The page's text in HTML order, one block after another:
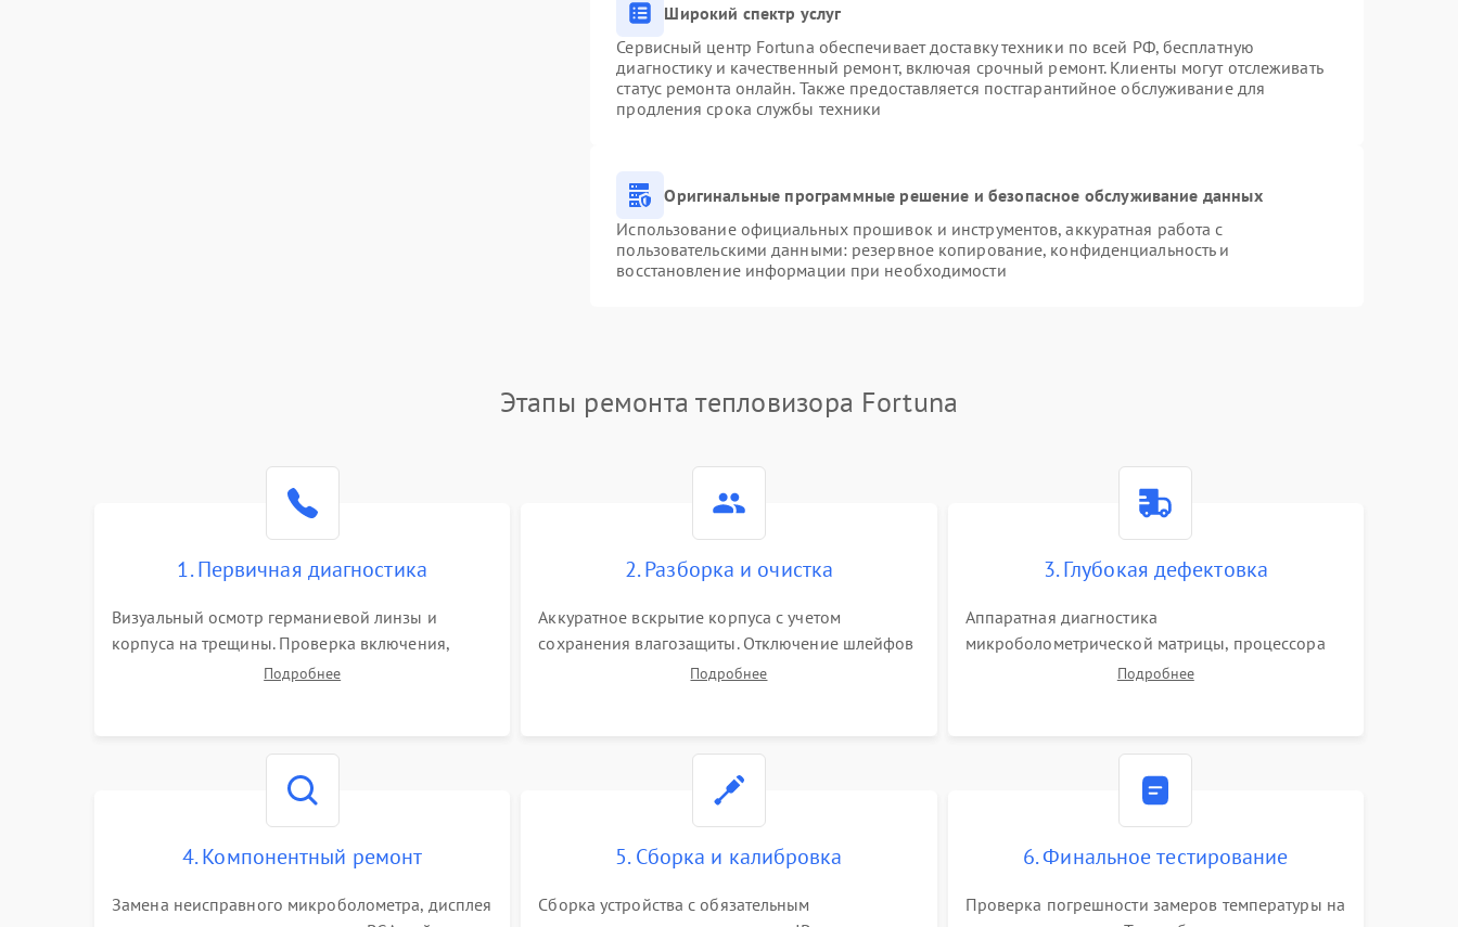
Широкий спектр услуг
Сервисный центр Fortuna обеспечивает доставку техники по всей РФ, бесплатную
диагностику и качественный ремонт, включая срочный ремонт. Клиенты могут отслеживать
статус ремонта онлайн. Также предоставляется постгарантийное обслуживание для
продления срока службы техники
Оригинальные программные решение и безопасное обслуживание данных
Использование официальных прошивок и инструментов, аккуратная работа с
пользовательскими данными: резервное копирование, конфиденциальность и
восстановление информации при необходимости
Этапы ремонта тепловизора Fortuna
1. Первичная диагностика
Визуальный осмотр германиевой линзы и
корпуса на трещины. Проверка включения,
реакции кнопок и разъемов зарядки. Оценка
Подробнее
2. Разборка и очистка
Аккуратное вскрытие корпуса с учетом
сохранения влагозащиты. Отключение шлейфов
питания и дисплея. Очистка внутренних плат от
Подробнее
3. Глубокая дефектовка
Аппаратная диагностика
микроболометрической матрицы, процессора
обработки изображений и цепей питания.
Подробнее
4. Компонентный ремонт
Замена неисправного микроболометра, дисплея
5. Сборка и калибровка
Сборка устройства с обязательным
6. Финальное тестирование
Проверка погрешности замеров температуры на